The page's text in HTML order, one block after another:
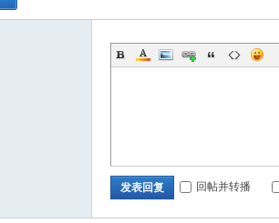
发表回复 回帖并转播